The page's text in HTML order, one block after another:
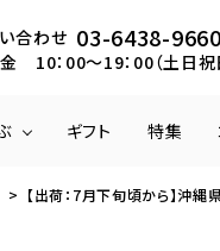
合わせ 03-6438-9660
10：00～19：00（土日祝
ギフト 特集
【出荷：7月下旬頃から】沖